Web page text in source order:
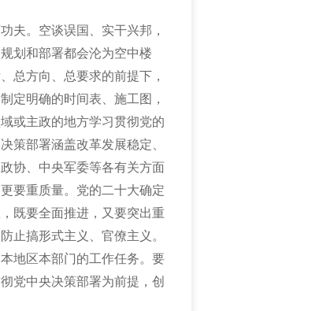
夫。空谈误国、实干兴邦，
划和部署都会沦为空中楼
总方向、总要求的前提下，
定明确的时间表、施工图，
或主政的地方学习贯彻党的
策部署涵盖改革发展稳定、
协、中央军委等各有关方面
要重质量。党的二十大确定
既要全面推进，又要突出重
止搞形式主义、官僚主义。
地区本部门的工作任务。要
党中央决策部署为前提，创